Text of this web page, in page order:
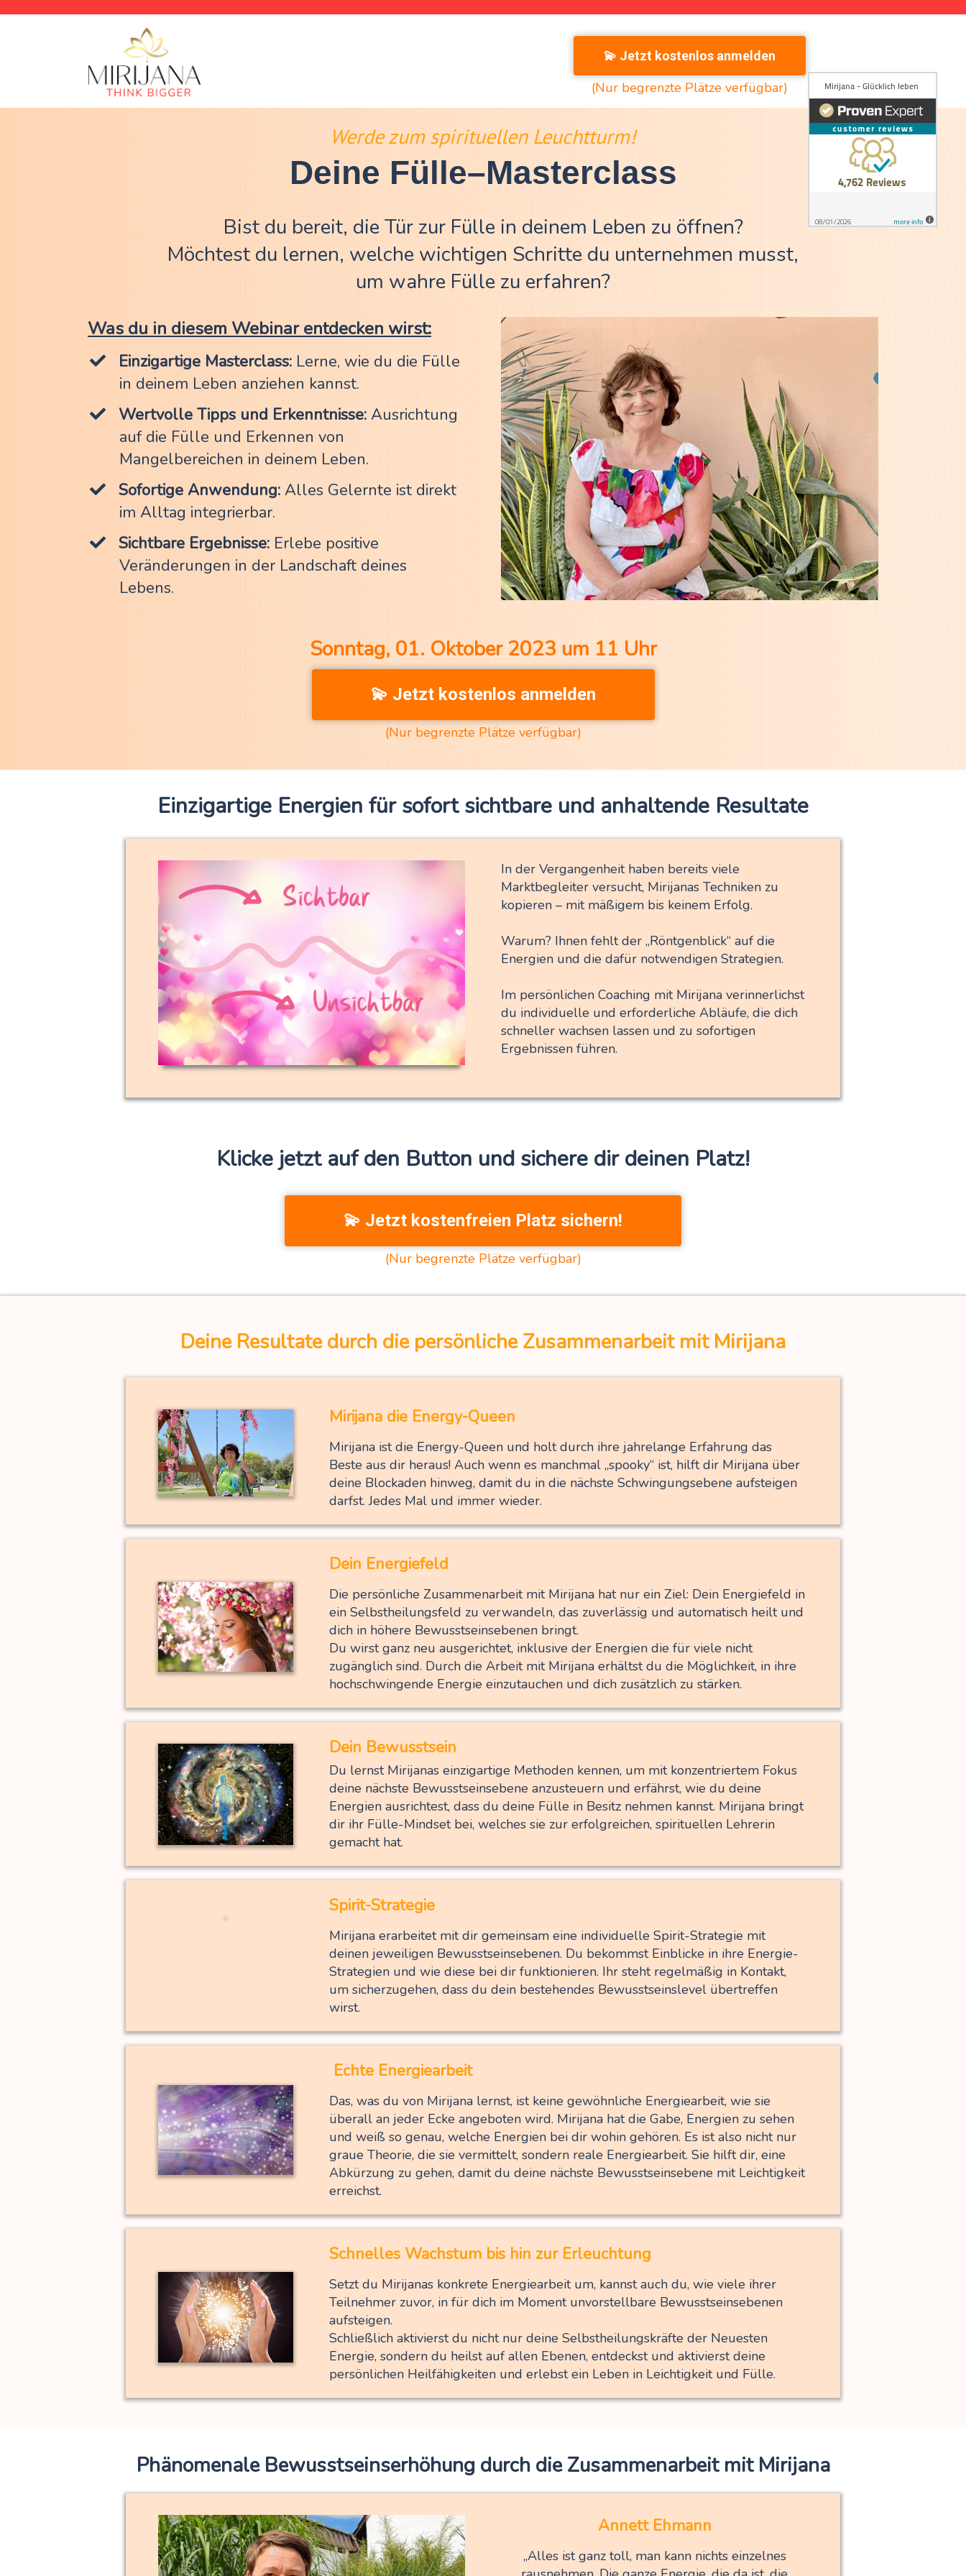
💫 Jetzt kostenlos anmelden
(Nur begrenzte Plätze verfügbar)
Werde zum spirituellen Leuchtturm!
Deine Fülle–Masterclass
Bist du bereit, die Tür zur Fülle in deinem Leben zu öffnen?
Möchtest du lernen, welche wichtigen Schritte du unternehmen musst,
um wahre Fülle zu erfahren?
Was du in diesem Webinar entdecken wirst:
Einzigartige Masterclass: Lerne, wie du die Fülle
in deinem Leben anziehen kannst.
Wertvolle Tipps und Erkenntnisse: Ausrichtung
auf die Fülle und Erkennen von
Mangelbereichen in deinem Leben.
Sofortige Anwendung:Alles Gelernte ist direkt
im Alltag integrierbar.
Sichtbare Ergebnisse: Erlebe positive
Veränderungen in der Landschaft deines
Lebens.
Sonntag, 01. Oktober 2023 um 11 Uhr
💫 Jetzt kostenlos anmelden
(Nur begrenzte Plätze verfügbar)
Einzigartige Energien für sofortsichtbare und anhaltende Resultate
In der Vergangenheit haben bereits viele
Marktbegleiter versucht, Mirijanas Techniken zu
kopieren – mit mäßigem bis keinem Erfolg.
Warum? Ihnen fehlt der „Röntgenblick“ auf die
Energien und die dafür notwendigen Strategien.
Im persönlichen Coaching mit Mirijana verinnerlichst
du individuelle und erforderliche Abläufe, die dich
schneller wachsen lassen und zu sofortigen
Ergebnissen führen.
Klicke jetzt auf den Button und sichere dir deinen Platz!
💫 Jetzt kostenfreien Platz sichern!
(Nur begrenzte Plätze verfügbar)
Deine Resultate durch die persönlicheZusammenarbeit mit Mirijana
Mirijana die Energy-Queen
Mirijana ist die Energy-Queen und holt durch ihre jahrelange Erfahrung das
Beste aus dir heraus! Auch wenn es manchmal „spooky“ ist, hilft dir Mirijana über
deine Blockaden hinweg, damit du in die nächste Schwingungsebene aufsteigen
darfst. Jedes Mal und immer wieder.
Dein Energiefeld
Die persönliche Zusammenarbeit mit Mirijana hat nur ein Ziel: Dein Energiefeld in
ein Selbstheilungsfeld zu verwandeln, das zuverlässig und automatisch heilt und
dich in höhere Bewusstseinsebenen bringt.
Du wirst ganz neu ausgerichtet, inklusive der Energien die für viele nicht
zugänglich sind. Durch die Arbeit mit Mirijana erhältst du die Möglichkeit, in ihre
hochschwingende Energie einzutauchen und dich zusätzlich zu stärken.
Dein Bewusstsein
Du lernst Mirijanas einzigartige Methoden kennen, um mit konzentriertem Fokus
deine nächste Bewusstseinsebene anzusteuern und erfährst, wie du deine
Energien ausrichtest, dass du deine Fülle in Besitz nehmen kannst. Mirijana bringt
dir ihr Fülle-Mindset bei, welches sie zur erfolgreichen, spirituellen Lehrerin
gemacht hat.
Spirit-Strategie
Mirijana erarbeitet mit dir gemeinsam eine individuelle Spirit-Strategie mit
deinen jeweiligen Bewusstseinsebenen. Du bekommst Einblicke in ihre Energie-
Strategien und wie diese bei dir funktionieren. Ihr steht regelmäßig in Kontakt,
um sicherzugehen, dass du dein bestehendes Bewusstseinslevel übertreffen
wirst.
Echte Energiearbeit
Das, was du von Mirijana lernst, ist keine gewöhnliche Energiearbeit, wie sie
überall an jeder Ecke angeboten wird. Mirijana hat die Gabe, Energien zu sehen
und weiß so genau, welche Energien bei dir wohin gehören. Es ist also nicht nur
graue Theorie, die sie vermittelt, sondern reale Energiearbeit. Sie hilft dir, eine
Abkürzung zu gehen, damit du deine nächste Bewusstseinsebene mit Leichtigkeit
erreichst.
Schnelles Wachstum bis hin zur Erleuchtung
Setzt du Mirijanas konkrete Energiearbeit um, kannst auch du, wie viele ihrer
Teilnehmer zuvor, in für dich im Moment unvorstellbare Bewusstseinsebenen
aufsteigen.
Schließlich aktivierst du nicht nur deine Selbstheilungskräfte der Neuesten
Energie, sondern du heilst auf allen Ebenen, entdeckst und aktivierst deine
persönlichen Heilfähigkeiten und erlebst ein Leben in Leichtigkeit und Fülle.
Phänomenale Bewusstseinserhöhung durch die Zusammenarbeit mit Mirijana
Annett Ehmann
„Alles ist ganz toll, man kann nichts einzelnes